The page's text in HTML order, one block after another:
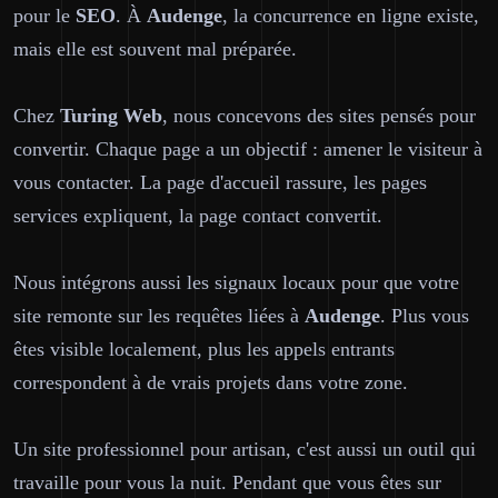
pour le SEO. À Audenge, la concurrence en ligne existe,
mais elle est souvent mal préparée.
Chez Turing Web, nous concevons des sites pensés pour
convertir. Chaque page a un objectif : amener le visiteur à
vous contacter. La page d'accueil rassure, les pages
services expliquent, la page contact convertit.
Nous intégrons aussi les signaux locaux pour que votre
site remonte sur les requêtes liées à Audenge. Plus vous
êtes visible localement, plus les appels entrants
correspondent à de vrais projets dans votre zone.
Un site professionnel pour artisan, c'est aussi un outil qui
travaille pour vous la nuit. Pendant que vous êtes sur